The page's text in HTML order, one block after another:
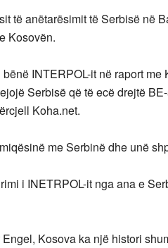
të anëtarësimit të Serbisë në
Kosovën.
INTERPOL-it në raport
Serbisë që të ecë drejtë
Koha.net.
me Serbinë dhe unë
i INETRPOL-it nga ana e
Kosova ka një histori